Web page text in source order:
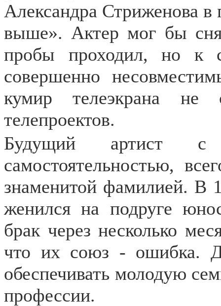
Александра Стриженова
выше». Актер мог бы
пробы проходил, но к
совершенно
кумир телеэкрана не
телепроектов.
Будущий артист с
самостоятельностью,
знаменитой фамилией. В
женился на подруге
брак через несколько
что их союз - ошибка.
обеспечивать молодую
профессии.